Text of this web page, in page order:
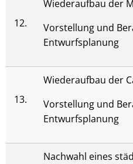
12.
Wiederaufbau der
Vorstellung und
Entwurfsplanung
13.
Wiederaufbau der
Vorstellung und
Entwurfsplanung
Nachwahl eines